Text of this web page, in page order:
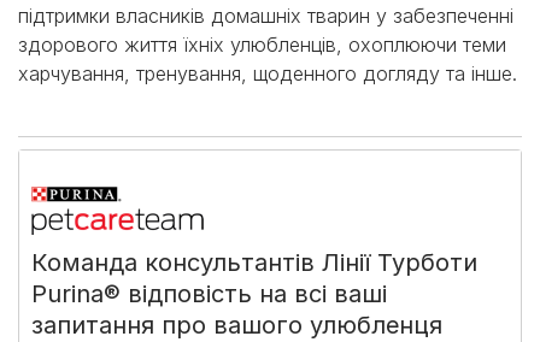
підтримки власників домашніх тварин у забезпеченні
здорового життя їхніх улюбленців, охоплюючи теми
харчування, тренування, щоденного догляду та інше.
Команда консультантів Лінії Турботи
Purina® відповість на всі ваші
запитання про вашого улюбленця